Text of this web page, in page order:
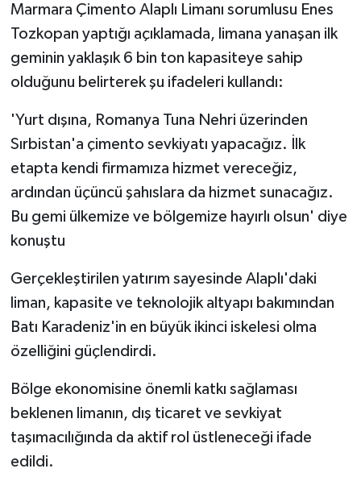
Marmara Çimento Alaplı Limanı sorumlusu Enes
Tozkopan yaptığı açıklamada, limana yanaşan ilk
geminin yaklaşık 6 bin ton kapasiteye sahip
olduğunu belirterek şu ifadeleri kullandı:
'Yurt dışına, Romanya Tuna Nehri üzerinden
Sırbistan'a çimento sevkiyatı yapacağız. İlk
etapta kendi firmamıza hizmet vereceğiz,
ardından üçüncü şahıslara da hizmet sunacağız.
Bu gemi ülkemize ve bölgemize hayırlı olsun' diye
konuştu
Gerçekleştirilen yatırım sayesinde Alaplı'daki
liman, kapasite ve teknolojik altyapı bakımından
Batı Karadeniz'in en büyük ikinci iskelesi olma
özelliğini güçlendirdi.
Bölge ekonomisine önemli katkı sağlaması
beklenen limanın, dış ticaret ve sevkiyat
taşımacılığında da aktif rol üstleneceği ifade
edildi.
Kadın
KÜLTÜR SANAT
MAGAZİN
Otomobil
POLİTİKA
Sağlık
SİYASET
SPOR HABERLERİ
TEKNOLOJİ
ÜLKE GÜNDEMİ